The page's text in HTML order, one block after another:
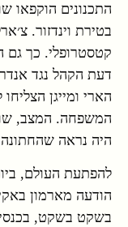
התכנונים הוקפאו
בטירת וינדזור.
קטסטרופלי. כך גם
דעת הקהל נגד
הארי ומייגן
המשפחה. המצב,
היה נראה
להפתעת העולם,
הודעה מארמון
בשקט בשקט,